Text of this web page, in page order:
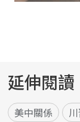
延伸閱讀
美中關係